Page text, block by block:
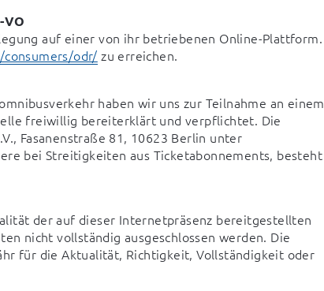
VO
auf einer von ihr betriebenen Online-Plattform.
odr/ zu erreichen.
haben wir uns zur Teilnahme an einem
freiwillig bereiterklärt und verpflichtet. Die
bei Streitigkeiten aus Ticketabonnements, besteht
der auf dieser Internetpräsenz bereitgestellten
nicht vollständig ausgeschlossen werden. Die
für die Aktualität, Richtigkeit, Vollständigkeit oder